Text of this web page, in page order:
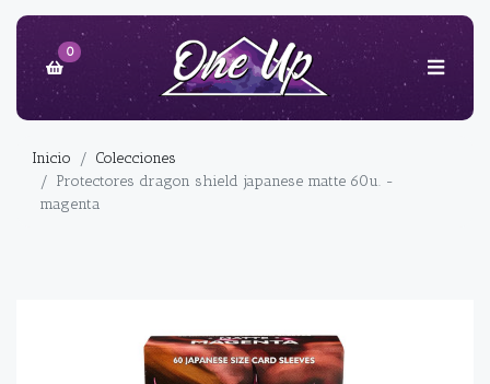
0
Inicio
Colecciones
Protectores dragon shield japanese matte 60u. -
magenta